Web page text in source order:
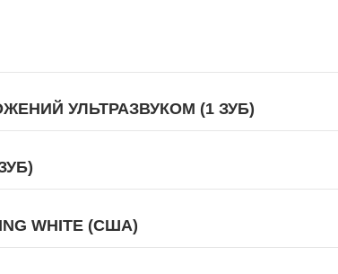
УЛЬТРАЗВУКОМ (1 ЗУБ)
WHITE (США)